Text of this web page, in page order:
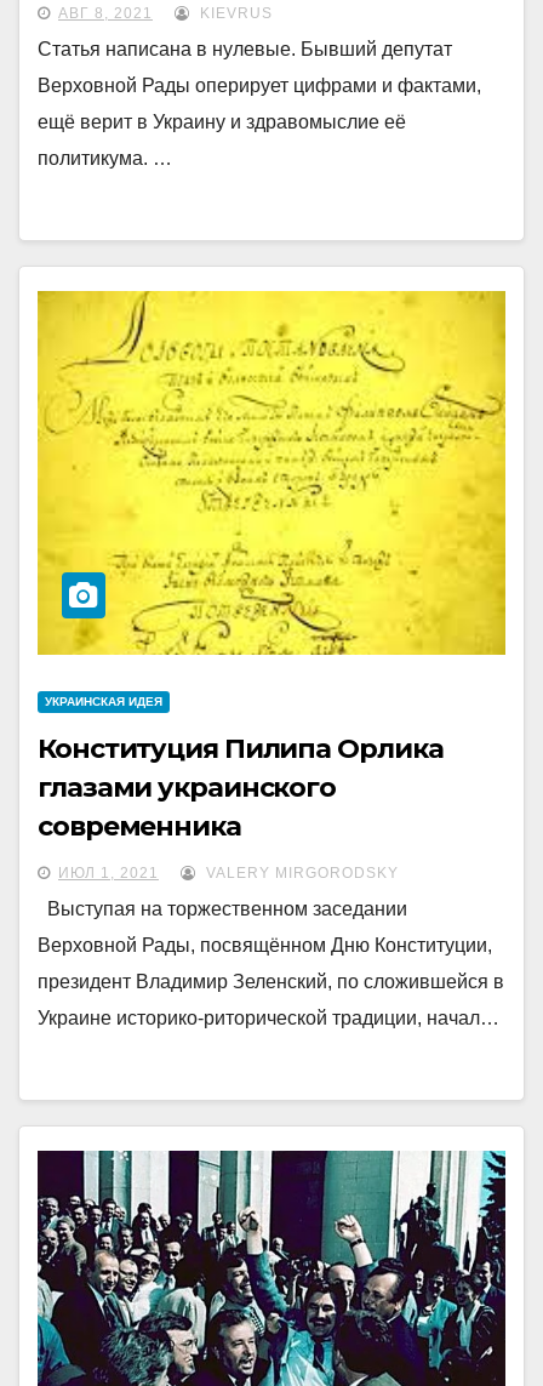
АВГ 8, 2021 KIEVRUS
Статья написана в нулевые. Бывший депутат
Верховной Рады оперирует цифрами и фактами,
ещё верит в Украину и здравомыслие её
политикума. …
УКРАИНCКАЯ ИДЕЯ
Конституция Пилипа Орлика
глазами украинского
современника
ИЮЛ 1, 2021 VALERY MIRGORODSKY
Выступая на торжественном заседании
Верховной Рады, посвящённом Дню Конституции,
президент Владимир Зеленский, по сложившейся в
Украине историко-риторической традиции, начал…